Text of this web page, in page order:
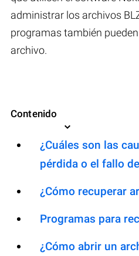
administrar los archivos
programas también
archivo.
Contenido
¿Cuáles son las
pérdida o el fallo
¿Cómo recuperar
Programas para
¿Cómo abrir un